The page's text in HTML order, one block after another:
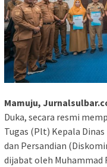
Mamuju,
Duka, secara resmi
Tugas (Plt) Kepala
dan Persandian
dijabat oleh Muhammad